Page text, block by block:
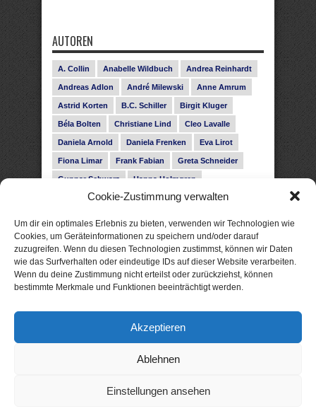
Cookie-Zustimmung verwalten
Um dir ein optimales Erlebnis zu bieten, verwenden wir Technologien wie
Cookies, um Geräteinformationen zu speichern und/oder darauf
zuzugreifen. Wenn du diesen Technologien zustimmst, können wir Daten
wie das Surfverhalten oder eindeutige IDs auf dieser Website verarbeiten.
Wenn du deine Zustimmung nicht erteilst oder zurückziehst, können
bestimmte Merkmale und Funktionen beeinträchtigt werden.
Akzeptieren
Ablehnen
Einstellungen ansehen
AUTOREN
A. Collin Anabelle Wildbuch Andrea Reinhardt
Andreas Adlon André Milewski Anne Amrum
Astrid Korten B.C. Schiller Birgit Kluger
Béla Bolten Christiane Lind Cleo Lavalle
Daniela Arnold Daniela Frenken Eva Lirot
Fiona Limar Frank Fabian Greta Schneider
Gunnar Schwarz Hanna Holmgren
Heike Fröhling Ina Glahe Ivo Pala J. Vellguth
Leonie Haubrich Lilly Labord Livia Pipes
Malin Blunk Marcus Hünnebeck Martin Krist
Melisa Schwermer Nele Bruun Nika Lubitsch
Noah Fitz Nora Amelie René Junge
Subina Giuletti